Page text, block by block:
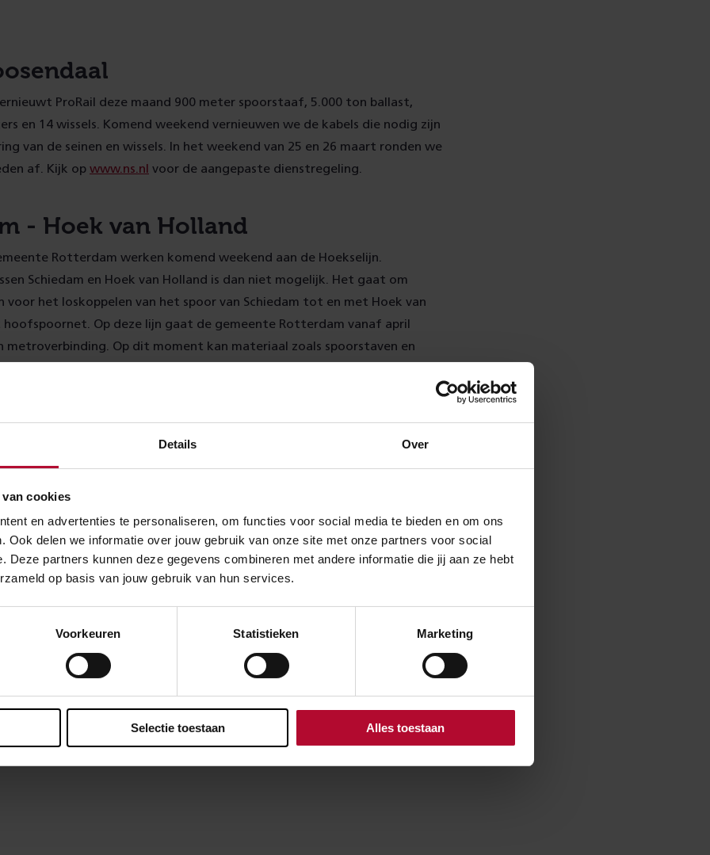
Details Over
cookies
en advertenties te personaliseren, om functies voor social media te bieden en om ons
Ook delen we informatie over jouw gebruik van onze site met onze partners voor social
Deze partners kunnen deze gegevens combineren met andere informatie die jij aan ze hebt
op basis van jouw gebruik van hun services.
Voorkeuren Statistieken Marketing
Selectie toestaan Alles toestaan
ProRail deze maand 900 meter spoorstaaf, 5.000 ton ballast,
en 14 wissels. Komend weekend vernieuwen we de kabels die nodig zijn
van de seinen en wissels. In het weekend van 25 en 26 maart ronden we
af. Kijk op www.ns.nl voor de aangepaste dienstregeling.
- Hoek van Holland
Rotterdam werken komend weekend aan de Hoekselijn.
Schiedam en Hoek van Holland is dan niet mogelijk. Het gaat om
voor het loskoppelen van het spoor van Schiedam tot en met Hoek van
hoofspoornet. Op deze lijn gaat de gemeente Rotterdam vanaf april
metroverbinding. Op dit moment kan materiaal zoals spoorstaven en
nog met vrachtwagens.
in één van de tunnelbuizen van de
calamiteitenverlichting aan. Ook deze werkzaamheden hebben gevolgen
geen (internationale) treinen tussen Arnhem en Duitsland. Vanwege
reizigers- en goederenvervoer werkt ProRail aan een betere
Een veilige spooromgeving voor reizigers en wegverkeer is